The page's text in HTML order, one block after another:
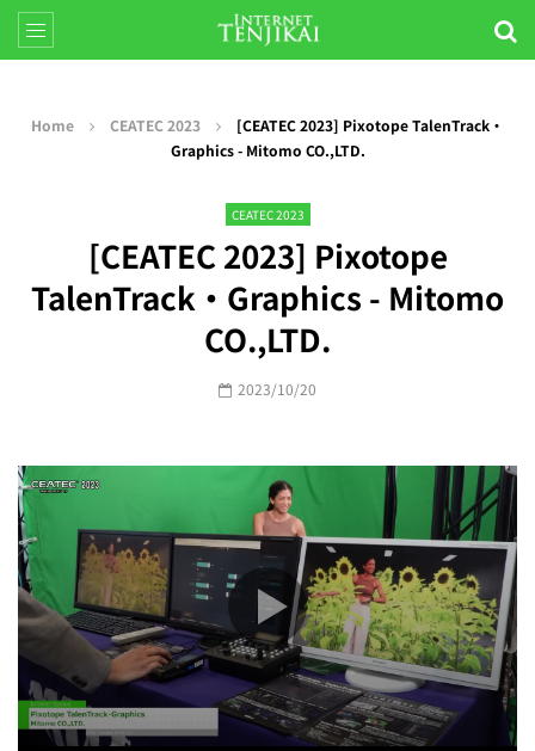
Home CEATEC 2023
[CEATEC 2023] Pixotope TalenTrack・
Graphics - Mitomo CO.,LTD.
CEATEC 2023
[CEATEC 2023] Pixotope
TalenTrack・Graphics - Mitomo
CO.,LTD.
2023/10/20